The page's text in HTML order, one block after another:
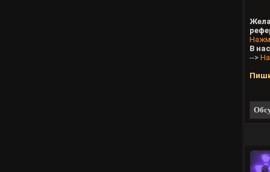
В
-->